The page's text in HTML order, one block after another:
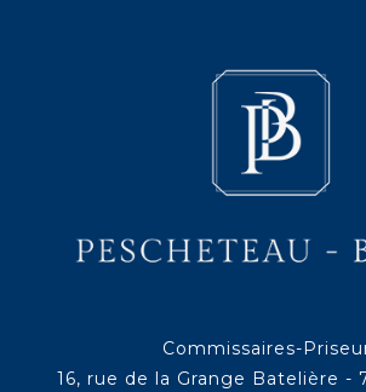
Commissaires-
16, rue de la Grange Batelière -